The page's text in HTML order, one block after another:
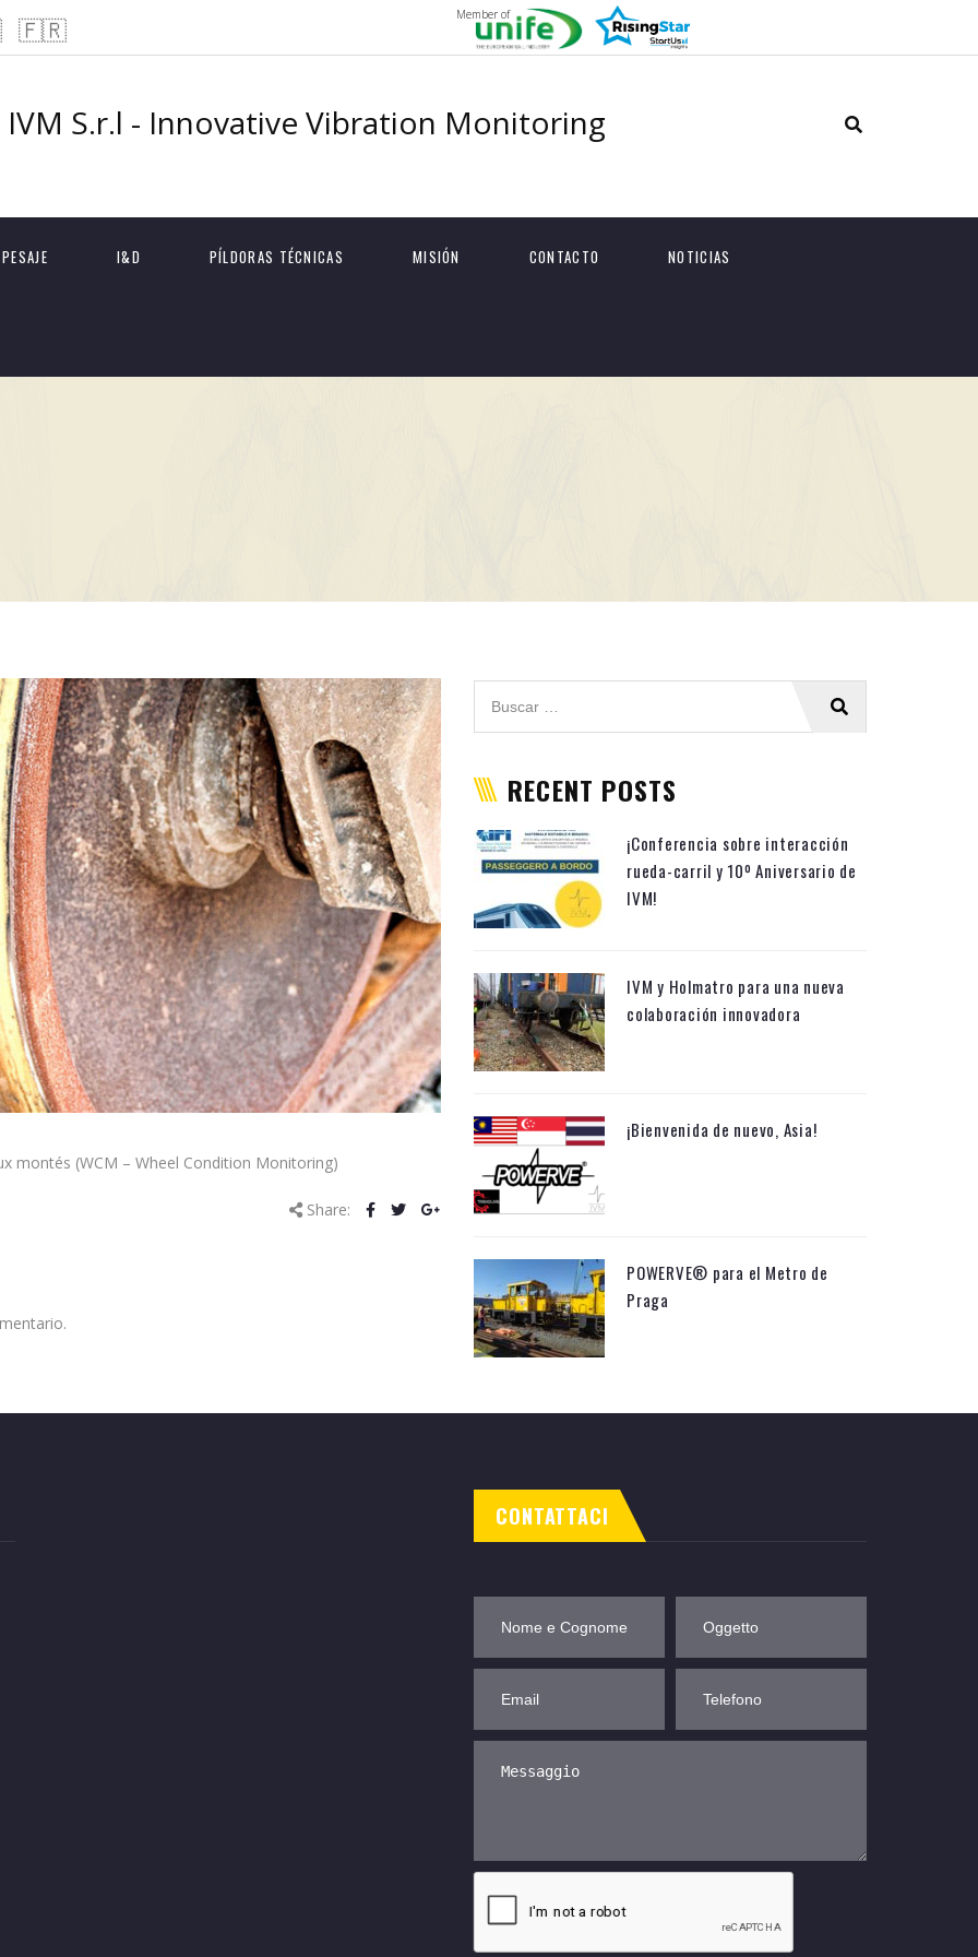
🇫🇷 Member of
IVM S.r.l - Innovative Vibration Monitoring
I&D PÍLDORAS TÉCNICAS MISIÓN CONTACTO NOTICIAS
montés (WCM – Wheel Condition Monitoring)
Share:
RECENT POSTS
¡Conferencia sobre interacción
rueda-carril y 10º Aniversario de
IVM!
IVM y Holmatro para una nueva
colaboración innovadora
¡Bienvenida de nuevo, Asia!
POWERVE® para el Metro de
Praga
CONTATTACI